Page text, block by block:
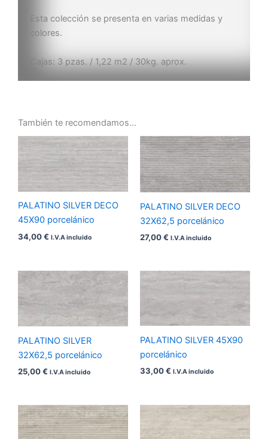
Esta colección se presenta en varias medidas y
colores.
Cajas: 3 pzas. / 1,22 m2 / 30kg. aprox.
También te recomendamos…
PALATINO SILVER DECO
45X90 porcelánico
34,00€ I.V.A incluido
PALATINO SILVER DECO
32X62,5 porcelánico
27,00€ I.V.A incluido
PALATINO SILVER
32X62,5 porcelánico
25,00€ I.V.A incluido
PALATINO SILVER 45X90
porcelánico
33,00€ I.V.A incluido